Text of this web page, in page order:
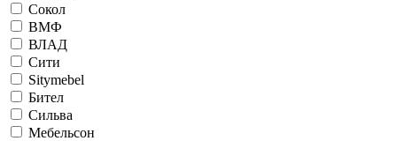
Сокол
ВМФ
ВЛАД
Сити
Sitymebel
Бител
Сильва
Мебельсон